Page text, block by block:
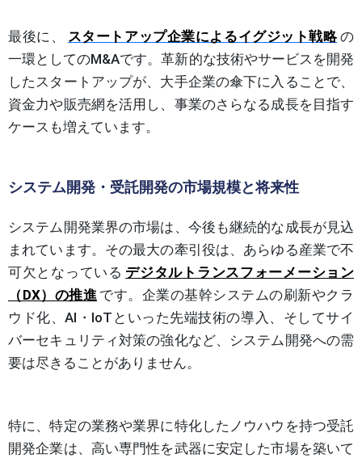
最後に、 スタートアップ企業によるイグジット戦略の
一環としてのM&Aです。革新的な技術やサービスを開発
したスタートアップが、大手企業の傘下に入ることで、
資金力や販売網を活用し、事業のさらなる成長を目指す
ケースも増えています。
システム開発・受託開発の市場規模と将来性
システム開発業界の市場は、今後も継続的な成長が見込
まれています。その最大の牽引役は、あらゆる産業で不
可欠となっている デジタルトランスフォーメーション
（DX）の推進 です。企業の基幹システムの刷新やクラ
ウド化、AI・IoTといった先端技術の導入、そしてサイ
バーセキュリティ対策の強化など、システム開発への需
要は尽きることがありません。
特に、特定の業務や業界に特化したノウハウを持つ受託
開発企業は、高い専門性を武器に安定した市場を築いて